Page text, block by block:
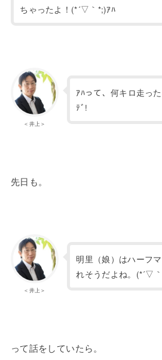
ちゃったよ！(*´▽｀*;)ｱﾊ
＜井上＞
ｱﾊって、何キロ走っ
ﾃﾞ!
先日も。
＜井上＞
明里（娘）はハーフ
れそうだよね。(*´▽
って話をしていたら。